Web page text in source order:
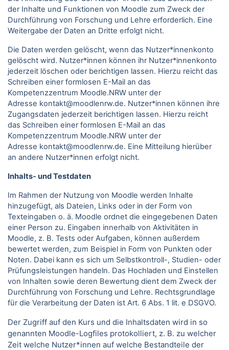
der Inhalte und Funktionen von Moodle zum Zweck der
Durchführung von Forschung und Lehre erforderlich. Eine
Weitergabe der Daten an Dritte erfolgt nicht.
Die Daten werden gelöscht, wenn das Nutzer*innenkonto
gelöscht wird. Nutzer*innen können ihr Nutzer*innenkonto
jederzeit löschen oder berichtigen lassen. Hierzu reicht das
Schreiben einer formlosen E-Mail an das
Kompetenzzentrum Moodle.NRW unter der
Adresse kontakt@moodlenrw.de. Nutzer*innen können ihre
Zugangsdaten jederzeit berichtigen lassen. Hierzu reicht
das Schreiben einer formlosen E-Mail an das
Kompetenzzentrum Moodle.NRW unter der
Adresse kontakt@moodlenrw.de. Eine Mitteilung hierüber
an andere Nutzer*innen erfolgt nicht.
Inhalts- und Testdaten
Im Rahmen der Nutzung von Moodle werden Inhalte
hinzugefügt, als Dateien, Links oder in der Form von
Texteingaben o. ä. Moodle ordnet die eingegebenen Daten
einer Person zu. Eingaben innerhalb von Aktivitäten in
Moodle, z. B. Tests oder Aufgaben, können außerdem
bewertet werden, zum Beispiel in Form von Punkten oder
Noten. Dabei kann es sich um Selbstkontroll-, Studien- oder
Prüfungsleistungen handeln. Das Hochladen und Einstellen
von Inhalten sowie deren Bewertung dient dem Zweck der
Durchführung von Forschung und Lehre. Rechtsgrundlage
für die Verarbeitung der Daten ist Art. 6 Abs. 1 lit. e DSGVO.
Der Zugriff auf den Kurs und die Inhaltsdaten wird in so
genannten Moodle-Logfiles protokolliert, z. B. zu welcher
Zeit welche Nutzer*innen auf welche Bestandteile der